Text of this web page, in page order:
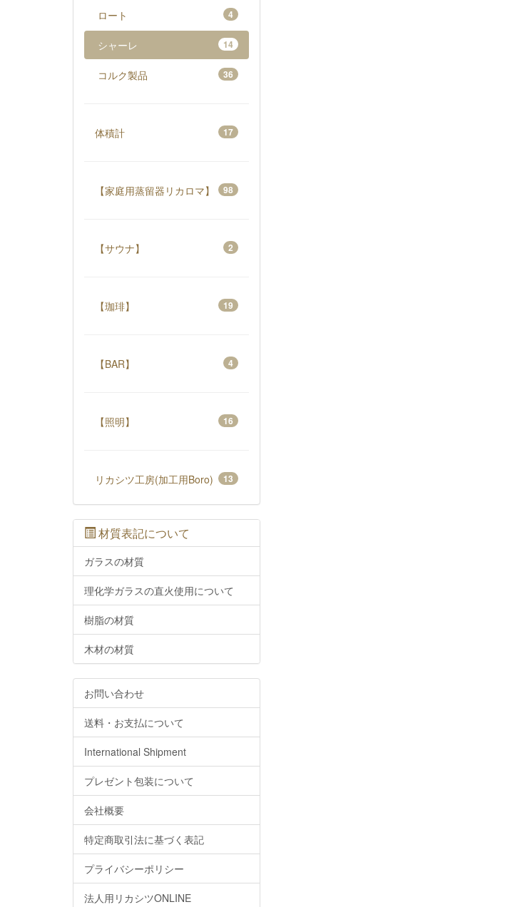
ロート 4
シャーレ 14
コルク製品 36
体積計 17
【家庭用蒸留器リカロマ】 98
【サウナ】 2
【珈琲】 19
【BAR】 4
【照明】 16
リカシツ工房(加工用Boro) 13
材質表記について
ガラスの材質
理化学ガラスの直火使用について
樹脂の材質
木材の材質
お問い合わせ
送料・お支払について
International Shipment
プレゼント包装について
会社概要
特定商取引法に基づく表記
プライバシーポリシー
法人用リカシツONLINE